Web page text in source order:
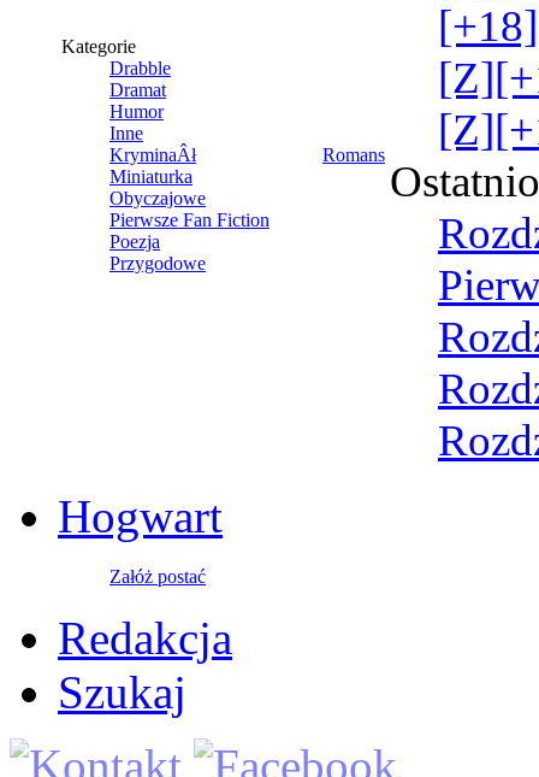
Kategorie
Drabble
Dramat
Humor
Inne
KryminaÂł
Miniaturka
Obyczajowe
Pierwsze Fan Fiction
Poezja
Przygodowe
Romans
Hogwart
Załóż postać
Redakcja
Szukaj